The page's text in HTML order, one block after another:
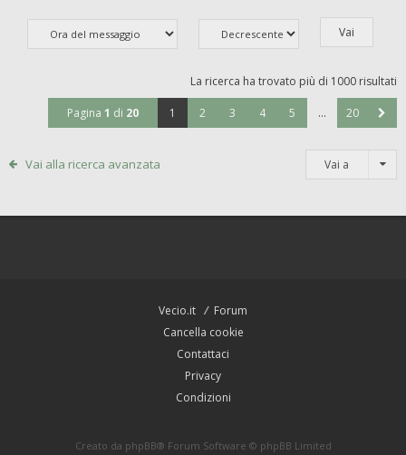
La ricerca ha trovato più di 1000 risultati
Pagina 1 di 20 1 2 3 4 5 … 20
Vai alla ricerca avanzata Vai a
Vecio.it
Forum
Cancella cookie
Contattaci
Privacy
Condizioni
Creato da phpBB® Forum Software © phpBB Limited